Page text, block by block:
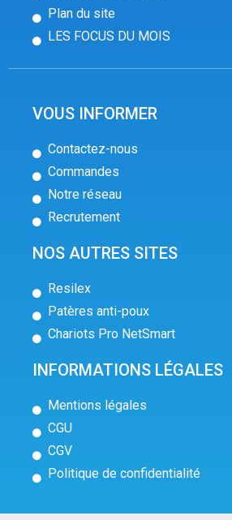
Plan du site
LES FOCUS DU MOIS
VOUS INFORMER
Contactez-nous
Commandes
Notre réseau
Recrutement
NOS AUTRES SITES
Resilex
Patères anti-poux
Chariots Pro NetSmart
INFORMATIONS LÉGALES
Mentions légales
CGU
CGV
Politique de confidentialité